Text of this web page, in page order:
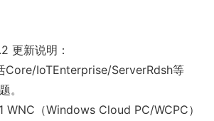
更新说明：
Core/IoTEnterprise/ServerRdsh等
。
WNC（Windows Cloud PC/WCPC）